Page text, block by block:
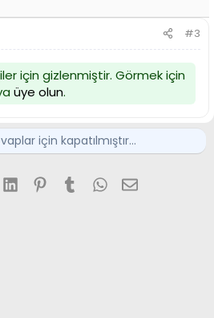
#3
için gizlenmiştir. Görmek için
üye olun.
için kapatılmıştır...
LinkedInPinterest
TumblrWhatsApp
E-posta